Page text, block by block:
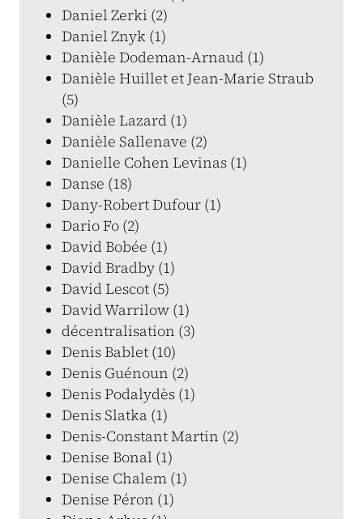
Daniel Zerki (2)
Daniel Znyk (1)
Danièle Dodeman-Arnaud (1)
Danièle Huillet et Jean-Marie Straub
(5)
Danièle Lazard (1)
Danièle Sallenave (2)
Danielle Cohen Levinas (1)
Danse (18)
Dany-Robert Dufour (1)
Dario Fo (2)
David Bobée (1)
David Bradby (1)
David Lescot (5)
David Warrilow (1)
décentralisation (3)
Denis Bablet (10)
Denis Guénoun (2)
Denis Podalydès (1)
Denis Slatka (1)
Denis-Constant Martin (2)
Denise Bonal (1)
Denise Chalem (1)
Denise Péron (1)